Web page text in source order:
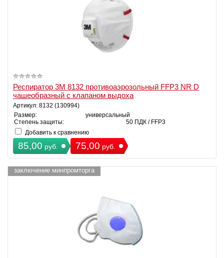
Респиратор 3M 8132 противоаэрозольный FFP3 NR D
чашеобразный с клапаном выдоха
Артикул: 8132 (130994)
Размер:
универсальный
Степень защиты:
50 ПДК / FFP3
Добавить к сравнению
85,00 руб. 75,00 руб.
заключение минпромторга